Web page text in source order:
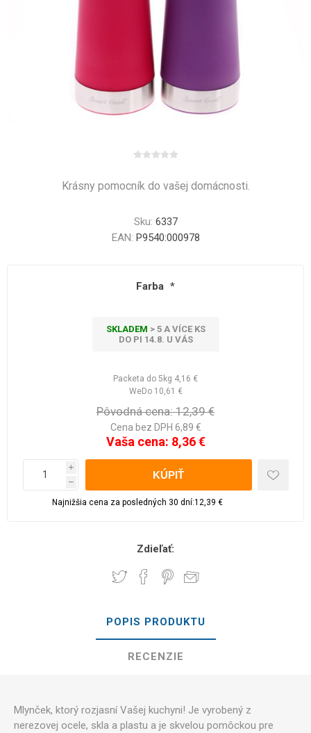
Krásny pomocník do vašej domácnosti.
Sku: 6337
EAN: P9540:000978
Farba *
SKLADEM > 5 A VÍCE KS
DO PI 14.8. U VÁS
Packeta do 5kg 4,16 €
WeDo 10,61 €
Pôvodná cena: 12,39 €
Cena bez DPH 6,89 €
Vaša cena: 8,36 €
i
h
Najnižšia cena za posledných 30 dní:12,39 €
Zdieľať:
POPIS PRODUKTU
RECENZIE
Mlynček, ktorý rozjasní Vašej kuchyni! Je vyrobený z
nerezovej ocele, skla a plastu a je skvelou pomôckou pre